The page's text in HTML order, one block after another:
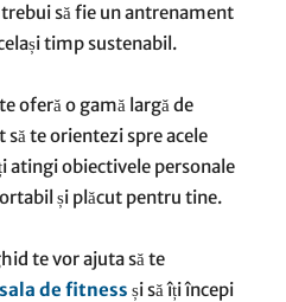
să fie un antrenament
timp sustenabil.
oferă o gamă largă de
te orientezi spre acele
atingi obiectivele personale
și plăcut pentru tine.
te vor ajuta să te
sala de fitness și să îți începi